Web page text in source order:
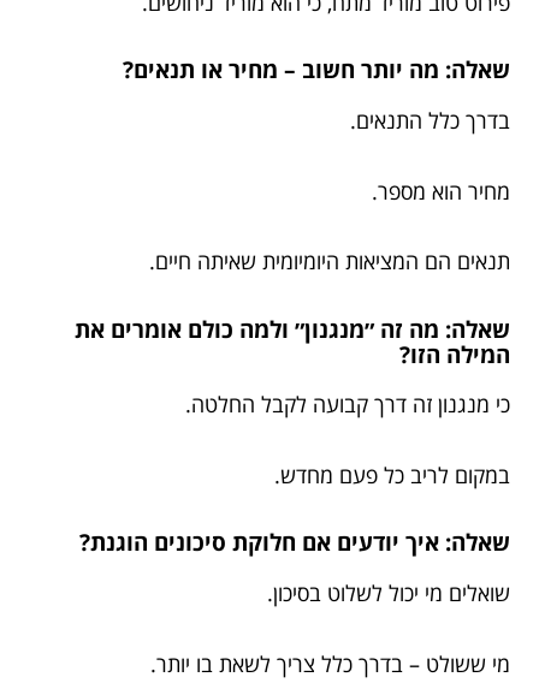
שאלה: מה יותר חשוב – מחיר או תנאים?
בדרך כלל התנאים.
מחיר הוא מספר.
תנאים הם המציאות היומיומית שאיתה חיים.
שאלה: מה זה ״מנגנון״ ולמה כולם אומרים את
המילה הזו?
כי מנגנון זה דרך קבועה לקבל החלטה.
במקום לריב כל פעם מחדש.
שאלה: איך יודעים אם חלוקת סיכונים הוגנת?
שואלים מי יכול לשלוט בסיכון.
מי ששולט – בדרך כלל צריך לשאת בו יותר.